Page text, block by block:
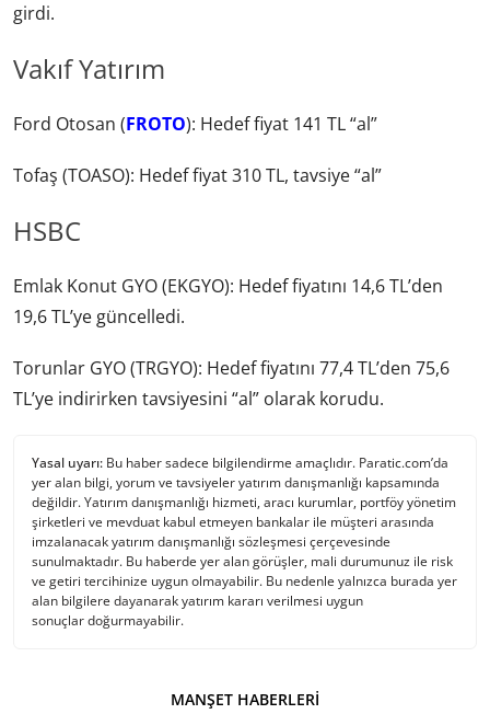
girdi.
Vakıf Yatırım
Ford Otosan (FROTO): Hedef fiyat 141 TL “al”
Tofaş (TOASO): Hedef fiyat 310 TL, tavsiye “al”
HSBC
Emlak Konut GYO (EKGYO): Hedef fiyatını 14,6 TL’den
19,6 TL’ye güncelledi.
Torunlar GYO (TRGYO): Hedef fiyatını 77,4 TL’den 75,6
TL’ye indirirken tavsiyesini “al” olarak korudu.
Yasal uyarı: Bu haber sadece bilgilendirme amaçlıdır. Paratic.com’da
yer alan bilgi, yorum ve tavsiyeler yatırım danışmanlığı kapsamında
değildir. Yatırım danışmanlığı hizmeti, aracı kurumlar, portföy yönetim
şirketleri ve mevduat kabul etmeyen bankalar ile müşteri arasında
imzalanacak yatırım danışmanlığı sözleşmesi çerçevesinde
sunulmaktadır. Bu haberde yer alan görüşler, mali durumunuz ile risk
ve getiri tercihinize uygun olmayabilir. Bu nedenle yalnızca burada yer
alan bilgilere dayanarak yatırım kararı verilmesi uygun
sonuçlar doğurmayabilir.
MANŞET HABERLERI